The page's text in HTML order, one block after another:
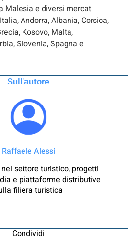
Malesia e diversi mercati
Andorra, Albania, Corsica,
Kosovo, Malta,
Slovenia, Spagna e
Sull'autore
Raffaele Alessi
settore turistico, progetti
e piattaforme distributive
filiera turistica
Condividi